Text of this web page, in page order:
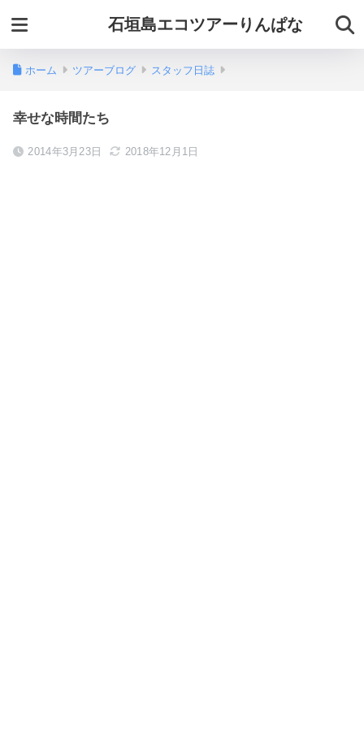
石垣島エコツアーりんぱな
ホーム ツアーブログ スタッフ日誌
幸せな時間たち
2014年3月23日 2018年12月1日